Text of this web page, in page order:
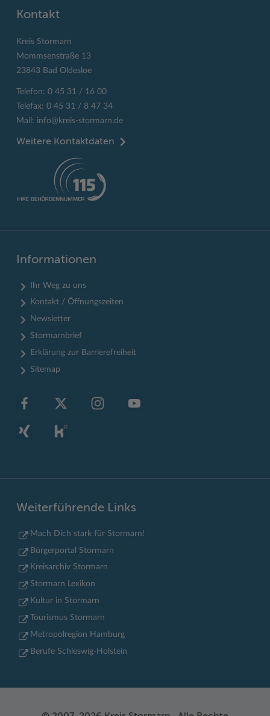
Kontakt
Kreis Stormarn
Mommsenstraße 13
23843 Bad Oldesloe
Telefon: 0 45 31 / 16 00
Telefax: 0 45 31 / 8 47 34
Mail: info@kreis-stormarn.de
Weitere Kontaktdaten
Informationen
Ihr Weg zu uns
Kontakt / Öffnungszeiten
Newsletter
Stormarnbrief
Erklärung zur Barrierefreiheit
Sitemap
Weiterführende Links
Mach Dich stark für Stormarn!
Bürgerportal Stormarn
Kreisarchiv Stormarn
Stormarn Lexikon
Kultur in Stormarn
Tourismus Stormarn
Metropolregion Hamburg
Berufe Schleswig-Holstein